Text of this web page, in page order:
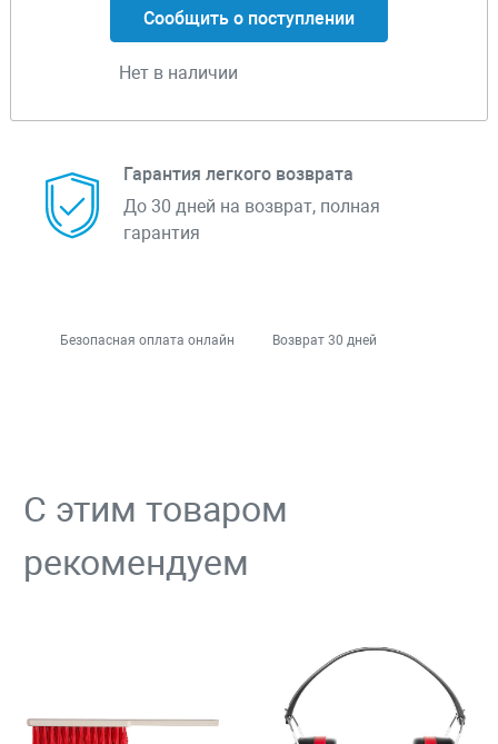
Сообщить о поступлении
Нет в наличии
Гарантия легкого возврата
До 30 дней на возврат, полная
гарантия
Безопасная оплата онлайн Возврат 30 дней
С этим товаром
рекомендуем